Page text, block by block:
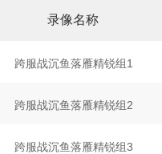
录像名称
跨服战沉鱼落雁精锐组1
跨服战沉鱼落雁精锐组2
跨服战沉鱼落雁精锐组3